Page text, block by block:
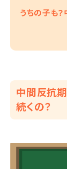
うちの子も
中間反抗
続くの？